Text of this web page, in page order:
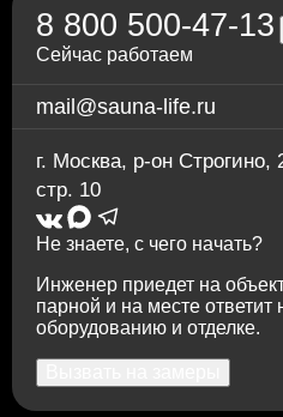
По счету в отделении
8 800 500-47-13
Сейчас работаем
mail@sauna-life.ru
г. Москва, р-он Строгино,
стр. 10
Не знаете, с чего начать?
Инженер приедет на
парной и на месте
оборудованию и отделке.